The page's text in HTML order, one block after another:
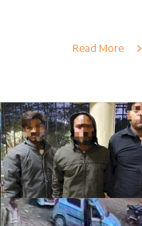
Read More